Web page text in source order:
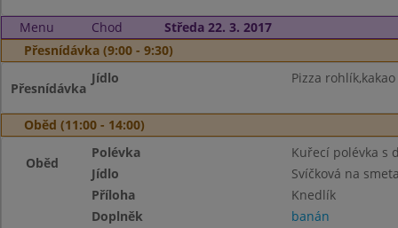
Menu Chod
Středa 22. 3. 2017
Přesnídávka (9:00 - 9:30)
Přesnídávka
Jídlo Pizza rohlík,kakao
Oběd (11:00 - 14:00)
Oběd
Polévka
Kuřecí polévka s
Jídlo
Svíčková na
Příloha
Knedlík
Doplněk
banán